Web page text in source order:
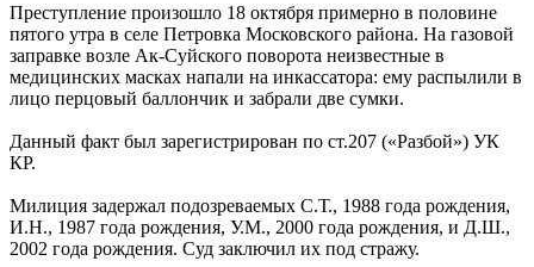
Преступление произошло 18 октября примерно в половине
пятого утра в селе Петровка Московского района. На газовой
заправке возле Ак-Суйского поворота неизвестные в
медицинских масках напали на инкассатора: ему распылили в
лицо перцовый баллончик и забрали две сумки.
Данный факт был зарегистрирован по ст.207 («Разбой») УК
КР.
Милиция задержал подозреваемых С.Т., 1988 года рождения,
И.Н., 1987 года рождения, У.М., 2000 года рождения, и Д.Ш.,
2002 года рождения. Суд заключил их под стражу.